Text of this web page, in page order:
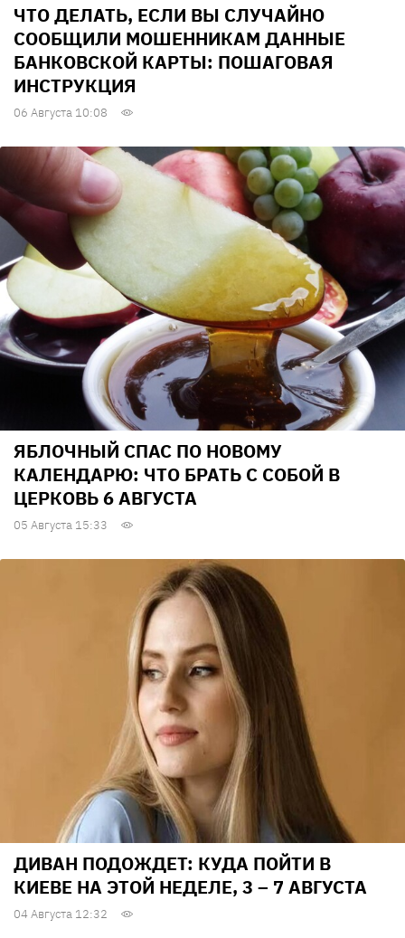
ЧТО ДЕЛАТЬ, ЕСЛИ ВЫ СЛУЧАЙНО
СООБЩИЛИ МОШЕННИКАМ ДАННЫЕ
БАНКОВСКОЙ КАРТЫ: ПОШАГОВАЯ
ИНСТРУКЦИЯ
06 Августа 10:08
ЯБЛОЧНЫЙ СПАС ПО НОВОМУ
КАЛЕНДАРЮ: ЧТО БРАТЬ С СОБОЙ В
ЦЕРКОВЬ 6 АВГУСТА
05 Августа 15:33
ДИВАН ПОДОЖДЕТ: КУДА ПОЙТИ В
КИЕВЕ НА ЭТОЙ НЕДЕЛЕ, 3 – 7 АВГУСТА
04 Августа 12:32